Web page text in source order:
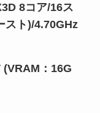
8コア/16ス
スト)/4.70GHz
：16G